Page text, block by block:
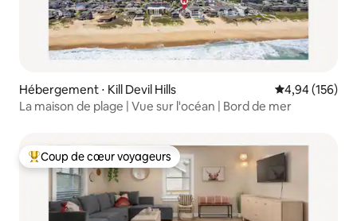
Hébergement ⋅ Kill Devil Hills Évaluation
4,94 (156)
La maison de plage | Vue sur l'océan | Bord de mer
Coups de cœur voyageurs les plus appréciés
Coup de cœur voyageurs